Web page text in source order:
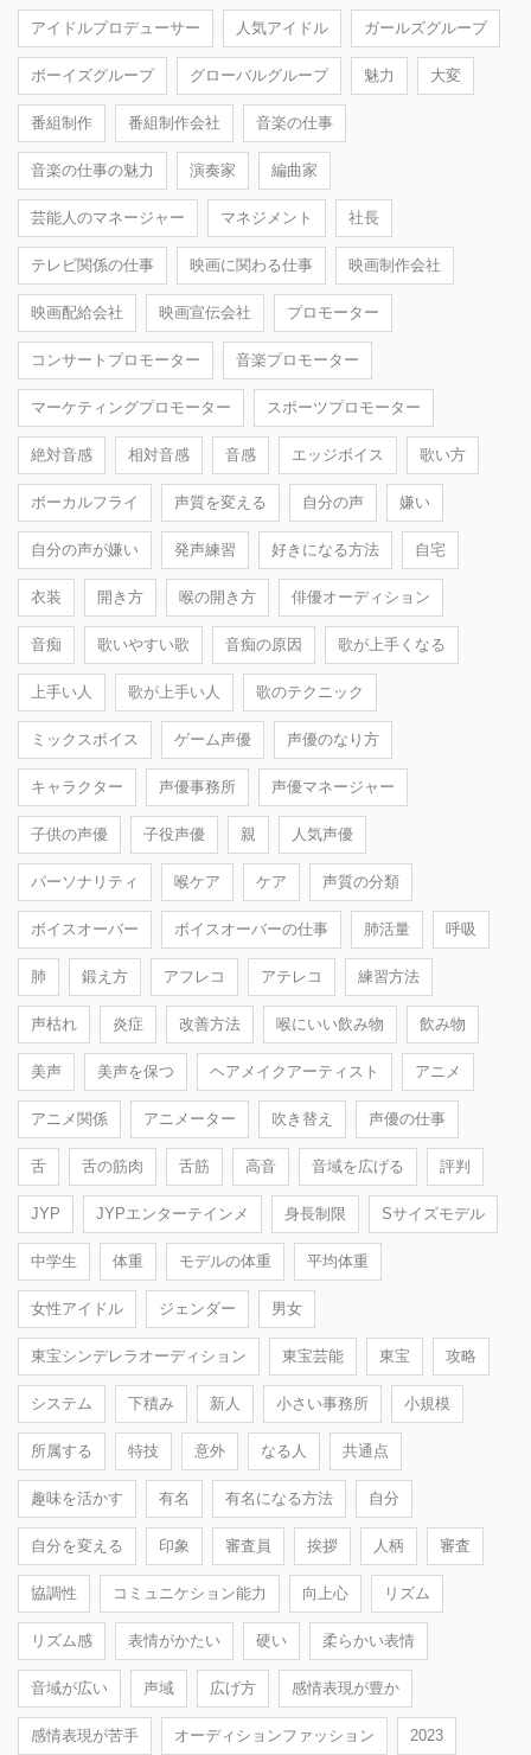
アイドルプロデューサー 人気アイドル ガールズグループ
ボーイズグループ グローバルグループ 魅力 大変
番組制作 番組制作会社 音楽の仕事
音楽の仕事の魅力 演奏家 編曲家
芸能人のマネージャー マネジメント 社長
テレビ関係の仕事 映画に関わる仕事 映画制作会社
映画配給会社 映画宣伝会社 プロモーター
コンサートプロモーター 音楽プロモーター
マーケティングプロモーター スポーツプロモーター
絶対音感 相対音感 音感 エッジボイス 歌い方
ボーカルフライ 声質を変える 自分の声 嫌い
自分の声が嫌い 発声練習 好きになる方法 自宅
衣装 開き方 喉の開き方 俳優オーディション
音痴 歌いやすい歌 音痴の原因 歌が上手くなる
上手い人 歌が上手い人 歌のテクニック
ミックスボイス ゲーム声優 声優のなり方
キャラクター 声優事務所 声優マネージャー
子供の声優 子役声優 親 人気声優
パーソナリティ 喉ケア ケア 声質の分類
ボイスオーバー ボイスオーバーの仕事 肺活量 呼吸
肺 鍛え方 アフレコ アテレコ 練習方法
声枯れ 炎症 改善方法 喉にいい飲み物 飲み物
美声 美声を保つ ヘアメイクアーティスト アニメ
アニメ関係 アニメーター 吹き替え 声優の仕事
舌 舌の筋肉 舌筋 高音 音域を広げる 評判
JYP JYPエンターテインメ 身長制限 Sサイズモデル
中学生 体重 モデルの体重 平均体重
女性アイドル ジェンダー 男女
東宝シンデレラオーディション 東宝芸能 東宝 攻略
システム 下積み 新人 小さい事務所 小規模
所属する 特技 意外 なる人 共通点
趣味を活かす 有名 有名になる方法 自分
自分を変える 印象 審査員 挨拶 人柄 審査
協調性 コミュニケション能力 向上心 リズム
リズム感 表情がかたい 硬い 柔らかい表情
音域が広い 声域 広げ方 感情表現が豊か
感情表現が苦手 オーディションファッション 2023